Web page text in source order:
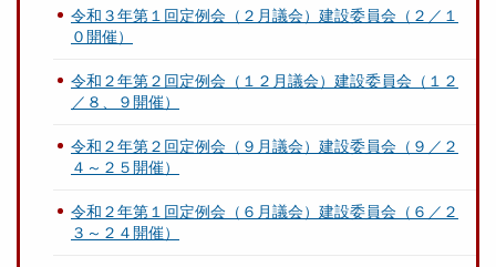
令和３年第１回定例会（２月議会）建設委員会（２／１
０開催）
令和２年第２回定例会（１２月議会）建設委員会（１２
／８、９開催）
令和２年第２回定例会（９月議会）建設委員会（９／２
４～２５開催）
令和２年第１回定例会（６月議会）建設委員会（６／２
３～２４開催）